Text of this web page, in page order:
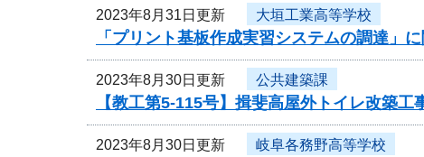
2023年8月31日更新 大垣工業高等学校
「プリント基板作成実習システムの調達」
2023年8月30日更新 公共建築課
【教工第5-115号】揖斐高屋外トイレ改築
2023年8月30日更新 岐阜各務野高等学校